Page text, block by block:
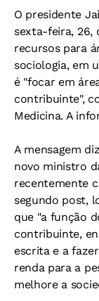
O presidente
sexta-feira, 26,
recursos para
sociologia, em
é "focar em
contribuinte",
Medicina. A
A mensagem
novo ministro
recentemente
segundo post,
que "a função
contribuinte,
escrita e a
renda para a
melhore a